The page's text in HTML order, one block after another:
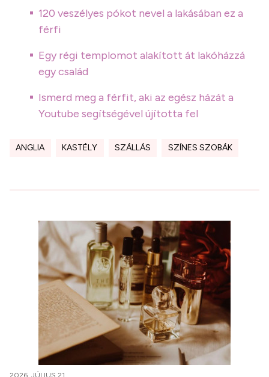
120 veszélyes pókot nevel a lakásában ez a
férfi
Egy régi templomot alakított át lakóházzá
egy család
Ismerd meg a férfit, aki az egész házát a
Youtube segítségével újította fel
ANGLIA KASTÉLY SZÁLLÁS SZÍNES SZOBÁK
2026. JÚLIUS 21.